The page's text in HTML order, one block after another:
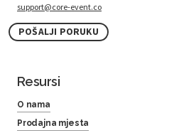
support@core-event.co
POŠALJI PORUKU
Resursi
O nama
Prodajna mjesta